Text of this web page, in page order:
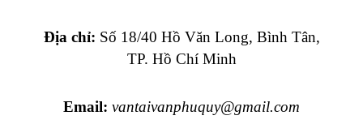
Địa chỉ: Số 18/40 Hồ Văn Long, Bình Tân,
TP. Hồ Chí Minh
Email: vantaivanphuquy@gmail.com